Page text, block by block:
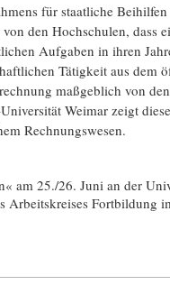
für staatliche
den Hochschulen, dass
Aufgaben in ihren
Tätigkeit aus dem
maßgeblich von
Weimar zeigt
Rechnungswesen.
am 25./26. Juni an der
Arbeitskreises Fortbildung